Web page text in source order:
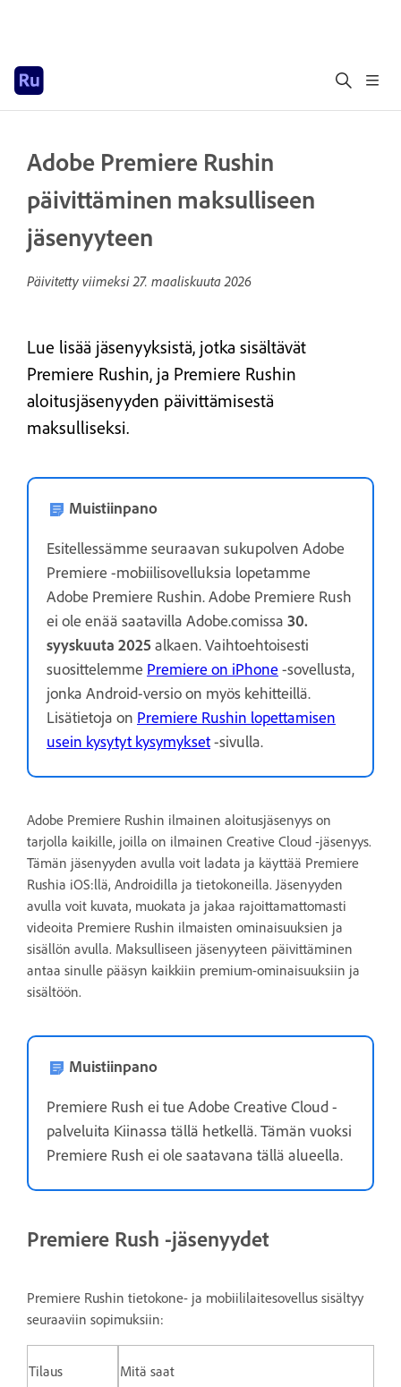
Adobe Premiere Rushin
päivittäminen maksulliseen
jäsenyyteen
Päivitetty viimeksi27. maaliskuuta 2026
Lue lisää jäsenyyksistä, jotka sisältävät
Premiere Rushin, ja Premiere Rushin
aloitusjäsenyyden päivittämisestä
maksulliseksi.
Muistiinpano
Esitellessämme seuraavan sukupolven Adobe
Premiere -mobiilisovelluksia lopetamme
Adobe Premiere Rushin. Adobe Premiere Rush
ei ole enää saatavilla Adobe.comissa 30.
syyskuuta 2025alkaen. Vaihtoehtoisesti
suosittelemme Premiere on iPhone -sovellusta,
jonka Android-versio on myös kehitteillä.
Lisätietoja on Premiere Rushin lopettamisen
usein kysytyt kysymykset-sivulla.
Adobe Premiere Rushin ilmainen aloitusjäsenyys on
tarjolla kaikille, joilla on ilmainen Creative Cloud -jäsenyys.
Tämän jäsenyyden avulla voit ladata ja käyttää Premiere
Rushia iOS:llä, Androidilla ja tietokoneilla. Jäsenyyden
avulla voit kuvata, muokata ja jakaa rajoittamattomasti
videoita Premiere Rushin ilmaisten ominaisuuksien ja
sisällön avulla. Maksulliseen jäsenyyteen päivittäminen
antaa sinulle pääsyn kaikkiin premium-ominaisuuksiin ja
sisältöön.
Muistiinpano
Premiere Rush ei tue Adobe Creative Cloud -
palveluita Kiinassa tällä hetkellä. Tämän vuoksi
Premiere Rush ei ole saatavana tällä alueella.
Premiere Rush -jäsenyydet
Premiere Rushin tietokone- ja mobiililaitesovellus sisältyy
seuraaviin sopimuksiin:
Tilaus Mitä saat